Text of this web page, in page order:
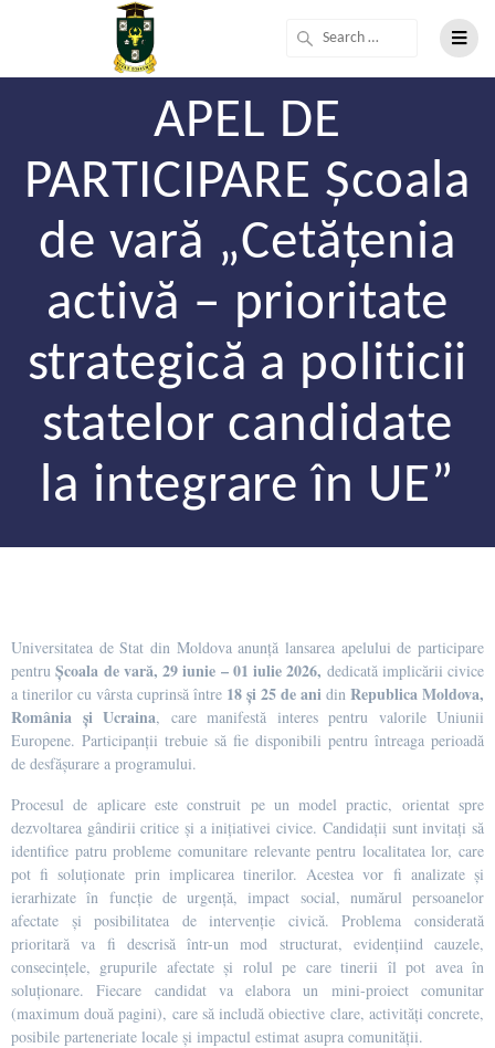
APEL DE
PARTICIPARE Școala
de vară „Cetățenia
activă – prioritate
strategică a politicii
statelor candidate
la integrare în UE”
Universitatea de Stat din Moldova anunță lansarea apelului de participare
pentruȘcoala de vară, 29 iunie – 01 iulie 2026, dedicată implicării civice
a tinerilor cu vârsta cuprinsă între 18 și 25 de ani din Republica Moldova,
România și Ucraina, care manifestă interes pentru valorile Uniunii
Europene. Participanții trebuie să fie disponibili pentru întreaga perioadă
de desfășurare a programului.
Procesul de aplicare este construit pe un model practic, orientat spre
dezvoltarea gândirii critice și a inițiativei civice. Candidații sunt invitați să
identifice patru probleme comunitare relevante pentru localitatea lor, care
pot fi soluționate prin implicarea tinerilor. Acestea vor fi analizate și
ierarhizate în funcție de urgență, impact social, numărul persoanelor
afectate și posibilitatea de intervenție civică. Problema considerată
prioritară va fi descrisă într-un mod structurat, evidențiind cauzele,
consecințele, grupurile afectate și rolul pe care tinerii îl pot avea în
soluționare. Fiecare candidat va elabora un mini-proiect comunitar
(maximum două pagini), care să includă obiective clare, activități concrete,
posibile parteneriate locale și impactul estimat asupra comunității.